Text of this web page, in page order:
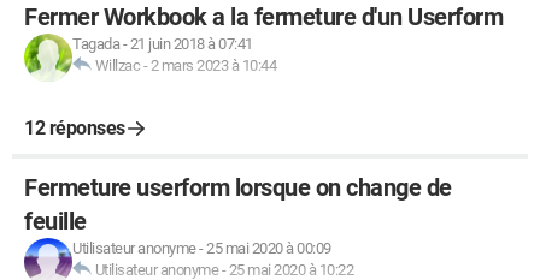
Fermer Workbook a la fermeture d'un Userform
Tagada -21 juin 2018 à 07:41
Willzac -2 mars 2023 à 10:44
12 réponses
Fermeture userform lorsque on change de
feuille
Utilisateur anonyme-25 mai 2020 à 00:09
Utilisateur anonyme-25 mai 2020 à 10:22